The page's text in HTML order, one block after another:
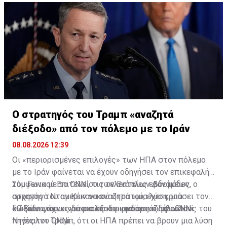
Ο στρατηγός του Τραμπ «αναζητά
διέξοδο» από τον πόλεμο με το Ιράν
08.08.2026 12:39
Οι «περιορισμένες επιλογές» των ΗΠΑ στον πόλεμο
με το Ιράν φαίνεται να έχουν οδηγήσει τον επικεφαλής
του Γενικού Επιτελείου των Ενόπλων Δυνάμεων,
στρατηγό Νταν Κέιν να αναζητά «μια λύση, μια
διέξοδο», όπως αποκαλύπτει ρεπορτάζ του CNNi.
Σύμφωνα με το CNNi, τις τελευταίες εβδομάδες, ο
αρχηγός του αμερικανικού στρατού, έχει κρούσει τον
κώδωνα του κινδύνου σε κορυφαίους συμβούλους του
Ντόναλντ Τραμπ, ότι οι ΗΠΑ πρέπει να βρουν μια λύση
«Ο Κέιν ψάχνει για μια έξοδο κινδύνου» δήλωσαν
πηγές του CNNi.